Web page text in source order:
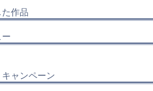
作品
ャンペーン